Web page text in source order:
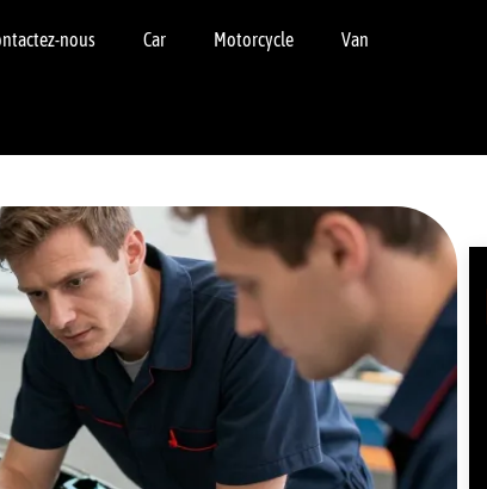
nous Car Motorcycle Van